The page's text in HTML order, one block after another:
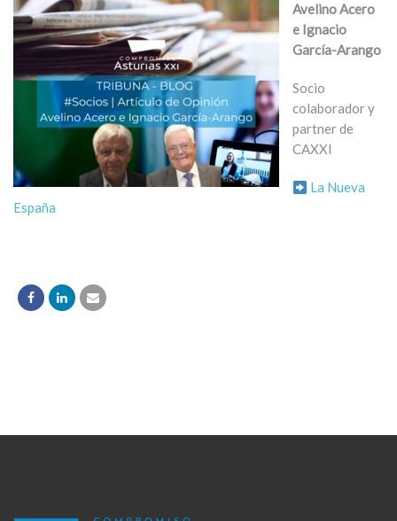
Avelino Acero
e Ignacio
García-Arango
Socio
colaborador y
partner de
CAXXI
La Nueva
España